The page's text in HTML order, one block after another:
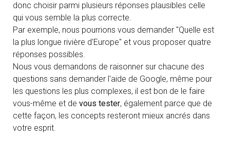
donc choisir parmi plusieurs réponses plausibles celle
qui vous semble la plus correcte.
Par exemple, nous pourrions vous demander "Quelle est
la plus longue rivière d'Europe" et vous proposer quatre
réponses possibles.
Nous vous demandons de raisonner sur chacune des
questions sans demander l'aide de Google, même pour
les questions les plus complexes, il est bon de le faire
vous-même et de vous tester, également parce que de
cette façon, les concepts resteront mieux ancrés dans
votre esprit.